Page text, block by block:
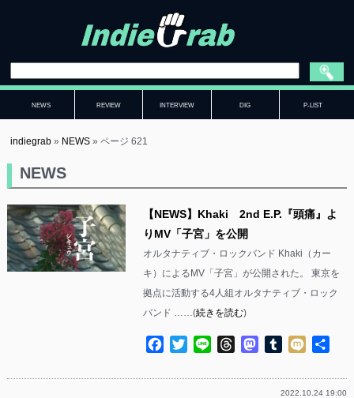
NEWS REVIEW INTERVIEW DIG P-LIST
indiegrab » NEWS »ページ 621
NEWS
【NEWS】Khaki 2nd E.P.『頭痛』よ
りMV「子宮」を公開
オルタナティブ・ロックバンド Khaki（カー
キ）によるMV「子宮」が公開された。 東京を
拠点に活動する4人組オルタナティブ・ロック
バンド ……(続きを読む)
Facebook
TwitterLine ThreadsMastodon
Tumblr
Mixi
2022.10.24 19:00